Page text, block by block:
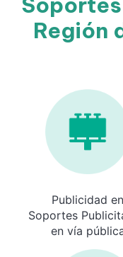
Región
Publicidad en
Soportes
en vía